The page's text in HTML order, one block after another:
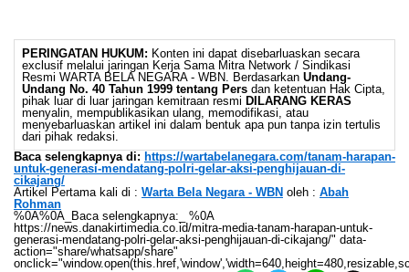
PERINGATAN HUKUM: Konten ini dapat disebarluaskan secara
exclusif melalui jaringan Kerja Sama Mitra Network / Sindikasi
Resmi WARTA BELA NEGARA - WBN. Berdasarkan Undang-
Undang No. 40 Tahun 1999 tentang Pers dan ketentuan Hak Cipta,
pihak luar di luar jaringan kemitraan resmi DILARANG KERAS
menyalin, mempublikasikan ulang, memodifikasi, atau
menyebarluaskan artikel ini dalam bentuk apa pun tanpa izin tertulis
dari pihak redaksi.
Baca selengkapnya di: https://wartabelanegara.com/tanam-harapan-
untuk-generasi-mendatang-polri-gelar-aksi-penghijauan-di-
cikajang/
Artikel Pertama kali di : Warta Bela Negara - WBN oleh : Abah
Rohman
%0A%0A_Baca selengkapnya:_ %0A
https://news.danakirtimedia.co.id/mitra-media-tanam-harapan-untuk-
generasi-mendatang-polri-gelar-aksi-penghijauan-di-cikajang/" data-
action="share/whatsapp/share"